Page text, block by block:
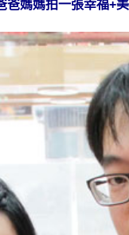
爸媽媽拍一張幸福+